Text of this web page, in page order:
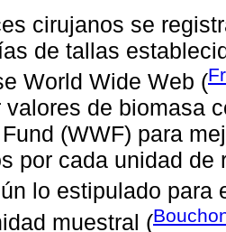
cirujanos se
de tallas
World Wide Web (
valores de biomasa
(WWF) para
por cada unidad
lo estipulado para
muestral (